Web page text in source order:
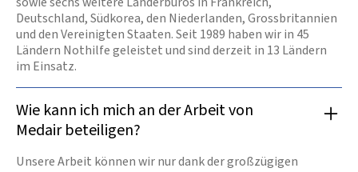
Deutschland, Südkorea, den Niederlanden, Grossbritannien
und den Vereinigten Staaten. Seit 1989 haben wir in 45
Ländern Nothilfe geleistet und sind derzeit in 13 Ländern
im Einsatz.
Wie kann ich mich an der Arbeit von
Medair beteiligen?
Unsere Arbeit können wir nur dank der großzügigen